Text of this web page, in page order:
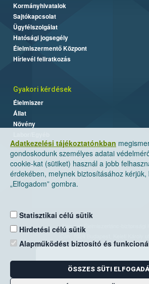
Adatkezelési tájékoztatónkban
gondoskodunk személyes adatai
cookie-kat (sütiket) használ a jobb
érdekében, melynek biztosításához kérjük,
„Elfogadom” gombra.
Statisztikai célú sütik
Hirdetési célú sütik
Alapműködést biztosító és
ÖSSZES SÜTI
Kormányhivatalok
Sajtókapcsolat
Ügyfélszolgálat
Hatósági jogsegély
Élelmiszermentő Központ
Hírlevél feliratkozás
Gyakori kérdések
Élelmiszer
Állat
Növény
Nemzeti Élelmiszerlánc-biztonsági
Levelezési cím: 1525 Budapest.
E-mail: